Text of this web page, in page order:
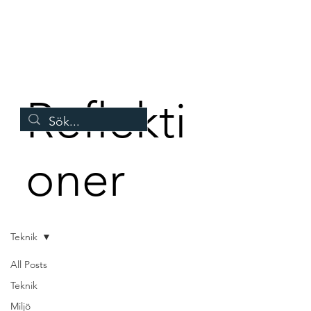
All Posts
Teknik
Miljö
Teknik
Reflekti
oner